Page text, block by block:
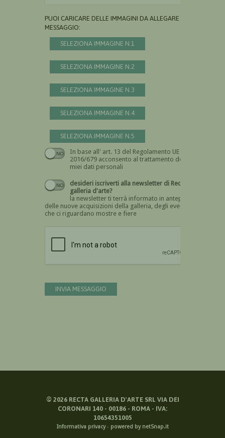
PUOI CARICARE DELLE IMMAGINI DA ALLEGARE AL
MESSAGGIO:
SELEZIONA IMMAGINE N.1
SELEZIONA IMMAGINE N.2
SELEZIONA IMMAGINE N.3
SELEZIONA IMMAGINE N.4
SELEZIONA IMMAGINE N.5
In base all' art. 13 del Regolamento UE n.
2016/679 acconsento al trattamento dei
miei dati personali
Devi dare il consenso
desideri iscriverti alla newsletter di Recta
galleria d'arte?
la newsletter ti terrà informato in anteprima
delle nuove acquisizioni della galleria, degli eventi
che ci riguardano mostre e fiere
INVIA MESSAGGIO
© 2026RECTA GALLERIA D'ARTE SRL VIA DEI
CORONARI 140 - 00186 - ROMA - IVA:
10654351005
Informativa privacy- powered by netSnap.it